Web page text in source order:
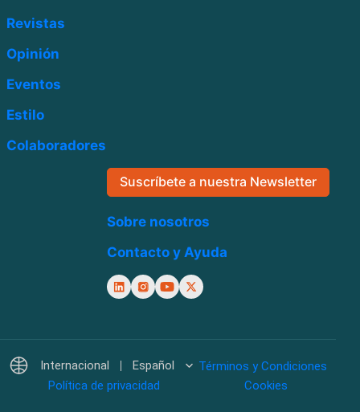
Revistas
Opinión
Eventos
Estilo
Colaboradores
Suscríbete a nuestra Newsletter
Sobre nosotros
Contacto y Ayuda
Internacional Español
Términos y Condiciones
Política de privacidad
Cookies